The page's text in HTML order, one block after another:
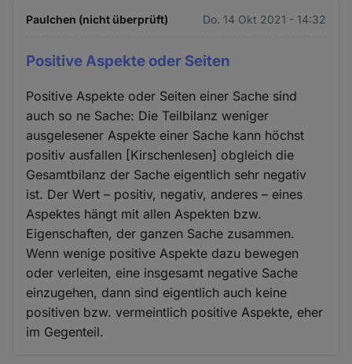
Paulchen (nicht überprüft) Do. 14 Okt 2021 - 14:32
Positive Aspekte oder Seiten
Positive Aspekte oder Seiten einer Sache sind
auch so ne Sache: Die Teilbilanz weniger
ausgelesener Aspekte einer Sache kann höchst
positiv ausfallen [Kirschenlesen] obgleich die
Gesamtbilanz der Sache eigentlich sehr negativ
ist. Der Wert – positiv, negativ, anderes – eines
Aspektes hängt mit allen Aspekten bzw.
Eigenschaften, der ganzen Sache zusammen.
Wenn wenige positive Aspekte dazu bewegen
oder verleiten, eine insgesamt negative Sache
einzugehen, dann sind eigentlich auch keine
positiven bzw. vermeintlich positive Aspekte, eher
im Gegenteil.